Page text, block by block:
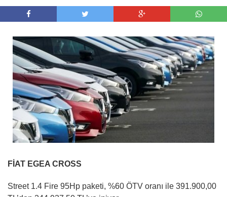
FİAT EGEA CROSS
Street 1.4 Fire 95Hp paketi, %60 ÖTV oranı ile 391.900,00